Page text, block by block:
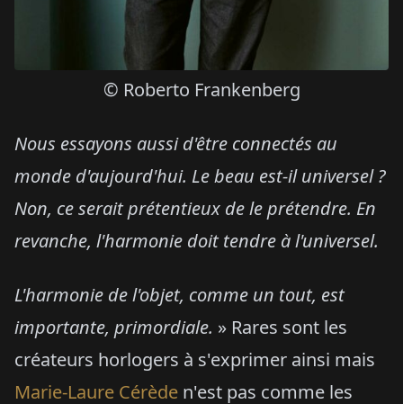
© Roberto Frankenberg
Nous essayons aussi d'être connectés au
monde d'aujourd'hui. Le beau est-il universel ?
Non, ce serait prétentieux de le prétendre. En
revanche, l'harmonie doit tendre à l'universel.
L'harmonie de l'objet, comme un tout, est
importante, primordiale. » Rares sont les
créateurs horlogers à s'exprimer ainsi mais
Marie-Laure Cérède n'est pas comme les